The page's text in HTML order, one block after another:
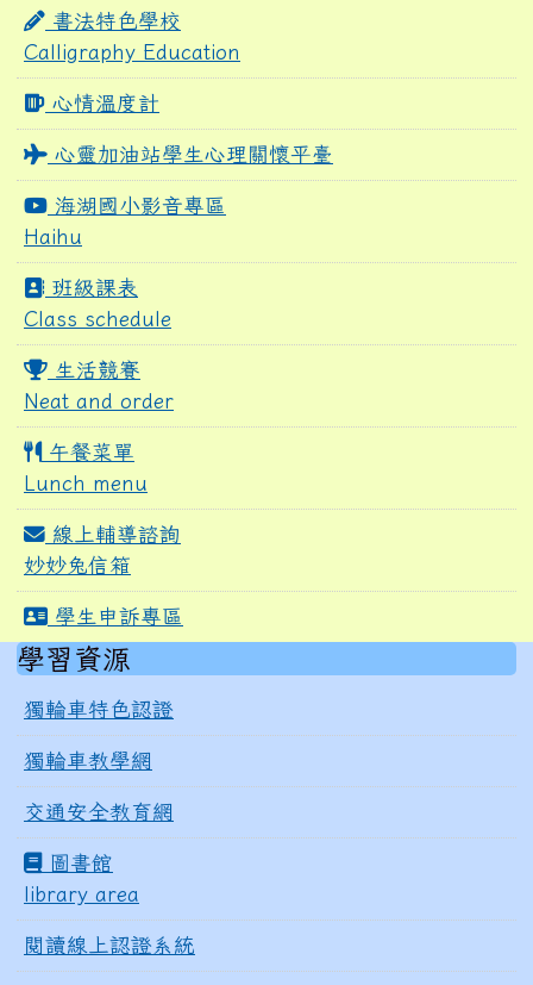
書法特色學校
Calligraphy Education
心情溫度計
心靈加油站學生心理關懷平臺
海湖國小影音專區
Haihu
班級課表
Class schedule
生活競賽
Neat and order
午餐菜單
Lunch menu
線上輔導諮詢
妙妙兔信箱
學生申訴專區
右邊區域內容
學習資源
獨輪車特色認證
獨輪車教學網
交通安全教育網
圖書館
library area
閱讀線上認證系統